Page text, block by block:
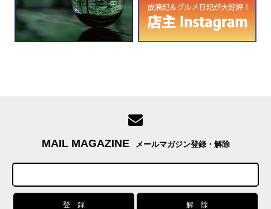
MAIL MAGAZINE メールマガジン登録・解除